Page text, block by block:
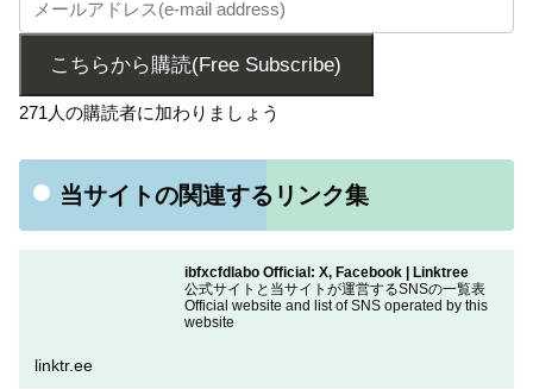
こちらから購読(Free Subscribe)
271人の購読者に加わりましょう
当サイトの関連するリンク集
ibfxcfdlabo Official: X, Facebook | Linktree
公式サイトと当サイトが運営するSNSの一覧表
Official website and list of SNS operated by this
website
linktr.ee